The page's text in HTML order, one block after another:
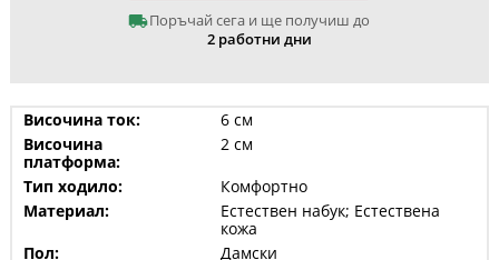
Поръчай сега и ще получиш до
2 работни дни
Височина ток:
6 см
Височина
платформа:
2 см
Тип ходило:
Комфортно
Материал:
Естествен набук; Естествена
кожа
Пол:
Дамски